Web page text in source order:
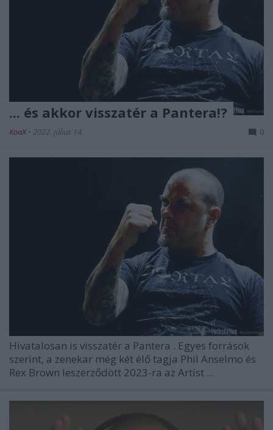
... és akkor visszatér a Pantera!?
KoaX • 2022. július 14. 0
Hivatalosan is visszatér a Pantera . Egyes források
szerint, a zenekar még két élő tagja Phil Anselmo és
Rex Brown leszerződött 2023-ra az Artist ...